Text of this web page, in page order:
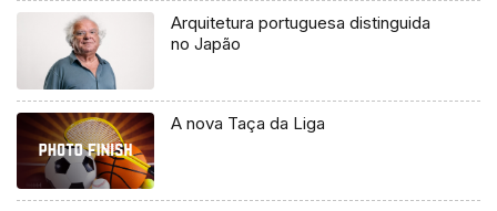
Arquitetura portuguesa distinguida
no Japão
A nova Taça da Liga